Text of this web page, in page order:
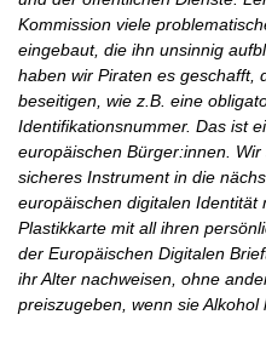
Kommission viele
eingebaut, die ihn unsinnig
haben wir Piraten es geschafft,
beseitigen, wie z.B. eine
Identifikationsnummer. Das ist
europäischen Bürger:innen.
sicheres Instrument in die
europäischen digitalen Identität
Plastikkarte mit all ihren
der Europäischen Digitalen
ihr Alter nachweisen, ohne
preiszugeben, wenn sie